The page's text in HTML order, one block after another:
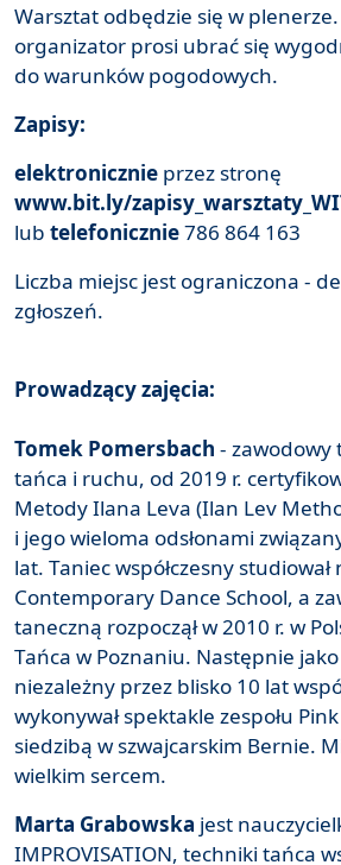
Warsztat odbędzie się w
organizator prosi ubrać się
do warunków pogodowych.
Zapisy:
elektronicznie przez stronę
www.bit.ly/
lub telefonicznie786 864 163
Liczba miejsc jest ograniczona -
zgłoszeń.
Prowadzący zajęcia:
Tomek Pomersbach - zawodowy
tańca i ruchu, od 2019 r.
Metody Ilana Leva (Ilan Lev
i jego wieloma odsłonami
lat. Taniec współczesny
Contemporary Dance School, a
taneczną rozpoczął w 2010 r. w
Tańca w Poznaniu. Następnie
niezależny przez blisko 10 lat
wykonywał spektakle zespołu
siedzibą w szwajcarskim Bernie.
wielkim sercem.
Marta Grabowska jest
IMPROVISATION, techniki tańca